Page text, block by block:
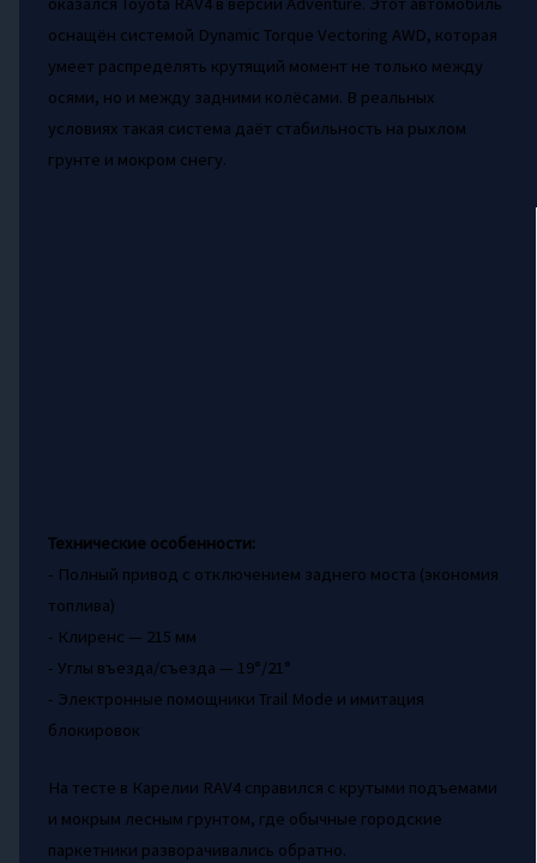
оснащён системой Dynamic Torque Vectoring AWD, которая
умеет распределять крутящий момент не только между
осями, но и между задними колёсами. В реальных
условиях такая система даёт стабильность на рыхлом
грунте и мокром снегу.
Технические особенности:
- Полный привод с отключением заднего моста (экономия
топлива)
- Клиренс — 215 мм
- Углы въезда/съезда — 19°/21°
- Электронные помощники Trail Mode и имитация
блокировок
На тесте в Карелии RAV4 справился с крутыми подъемами
и мокрым лесным грунтом, где обычные городские
паркетники разворачивались обратно.